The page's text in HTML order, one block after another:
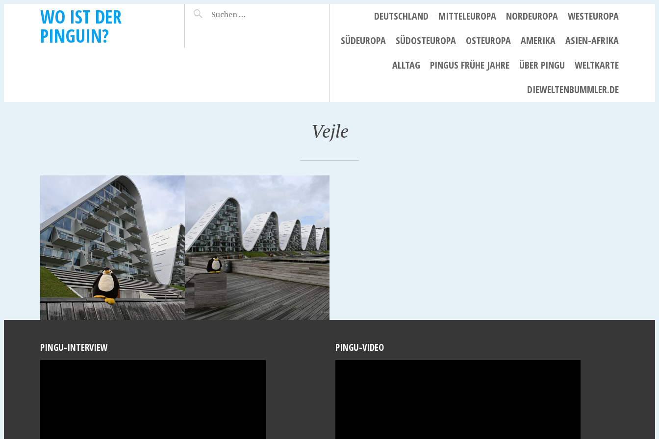
WO IST DER
PINGUIN?
DEUTSCHLAND MITTELEUROPA NORDEUROPA
WESTEUROPA
SÜDEUROPA
SÜDOSTEUROPA OSTEUROPA AMERIKA
ASIEN-AFRIKA
ALLTAG
PINGUS FRÜHE JAHRE ÜBER PINGU
WELTKARTE
DIEWELTENBUMMLER.DE
Vejle
23. SEPTEMBER 2021
VEJLE
PINGU-INTERVIEW PINGU-VIDEO